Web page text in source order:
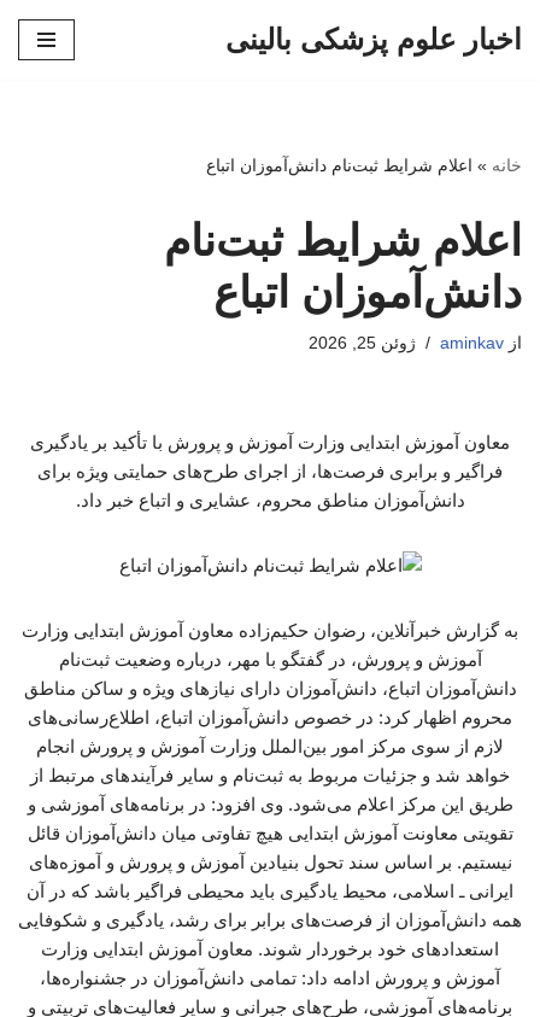
اخبار علوم پزشکی بالینی
خانه » اعلام شرایط ثبت‌نام دانش‌آموزان اتباع
اعلام شرایط ثبت‌نام
دانش‌آموزان اتباع
از aminkav ژوئن 25, 2026
معاون آموزش ابتدایی وزارت آموزش و پرورش با تأکید بر یادگیری
فراگیر و برابری فرصت‌ها، از اجرای طرح‌های حمایتی ویژه برای
دانش‌آموزان مناطق محروم، عشایری و اتباع خبر داد.
به گزارش خبرآنلاین، رضوان حکیم‌زاده معاون آموزش ابتدایی وزارت
آموزش و پرورش، در گفتگو با مهر، درباره وضعیت ثبت‌نام
دانش‌آموزان اتباع، دانش‌آموزان دارای نیازهای ویژه و ساکن مناطق
محروم اظهار کرد: در خصوص دانش‌آموزان اتباع، اطلاع‌رسانی‌های
لازم از سوی مرکز امور بین‌الملل وزارت آموزش و پرورش انجام
خواهد شد و جزئیات مربوط به ثبت‌نام و سایر فرآیندهای مرتبط از
طریق این مرکز اعلام می‌شود. وی افزود: در برنامه‌های آموزشی و
تقویتی معاونت آموزش ابتدایی هیچ تفاوتی میان دانش‌آموزان قائل
نیستیم. بر اساس سند تحول بنیادین آموزش و پرورش و آموزه‌های
ایرانی ـ اسلامی، محیط یادگیری باید محیطی فراگیر باشد که در آن
همه دانش‌آموزان از فرصت‌های برابر برای رشد، یادگیری و شکوفایی
استعدادهای خود برخوردار شوند. معاون آموزش ابتدایی وزارت
آموزش و پرورش ادامه داد: تمامی دانش‌آموزان در جشنواره‌ها،
برنامه‌های آموزشی، طرح‌های جبرانی و سایر فعالیت‌های تربیتی و